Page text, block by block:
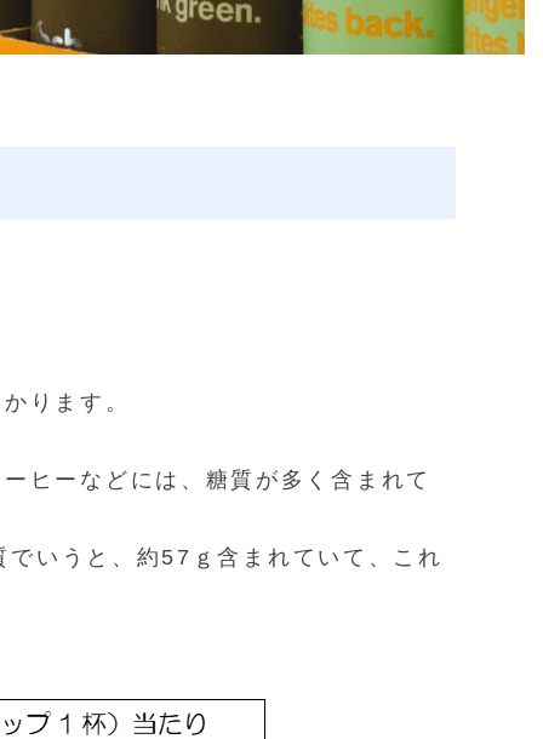
ります。
ヒーなどには、糖質が多く含まれて
いうと、約57ｇ含まれていて、これ